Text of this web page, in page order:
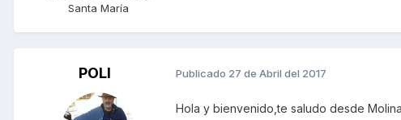
Santa María
POLI Publicado 27 de Abril del 2017
Hola y bienvenido,te saludo desde